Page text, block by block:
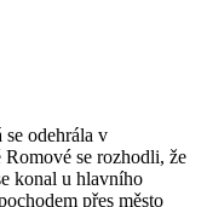
odehrála v
se rozhodli, že
konal u hlavního
přes město